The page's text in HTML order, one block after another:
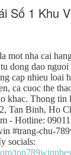
Số 1 Khu